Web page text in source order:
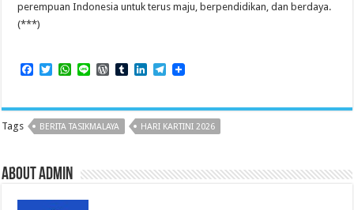
perempuan Indonesia untuk terus maju, berpendidikan, dan berdaya.
(***)
F
e
b
o
T
t
t
e
W
t
s
A
L
e
W
d
P
r
s
T
b
l
r
L
k
e
d
T
e
g
r
Tags BERITA TASIKMALAYA HARI KARTINI 2026
About admin